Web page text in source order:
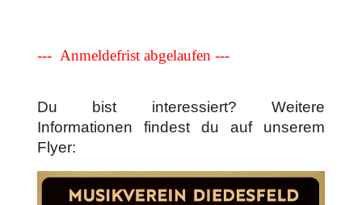
--- Anmeldefrist abgelaufen ---
Du bist interessiert? Weitere
Informationen findest du auf unserem
Flyer: